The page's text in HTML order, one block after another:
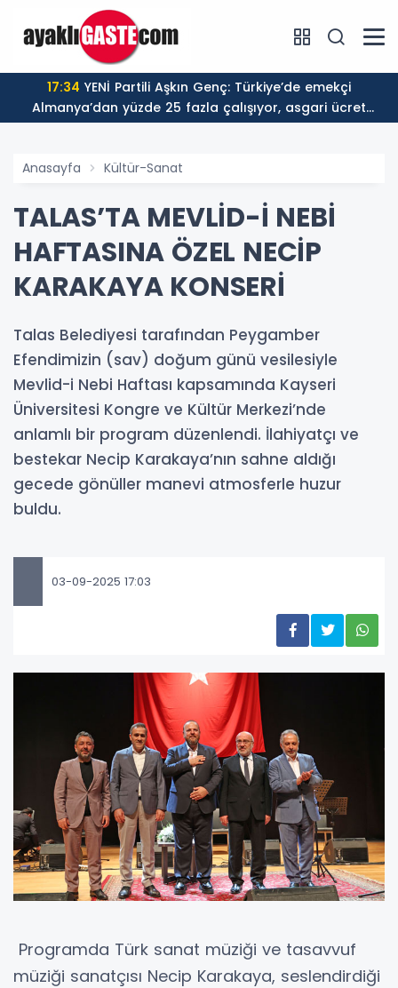
17:34
Almanya’dan yüzde 25 fazla çalışıyor, asgari ücret
ayın 18 gününe yetiyor
Anasayfa Kültür-Sanat
TALAS’TA MEVLİD-İ NEBİ
HAFTASINA ÖZEL NECİP
KARAKAYA KONSERİ
Talas Belediyesi tarafından Peygamber
Efendimizin (sav) doğum günü vesilesiyle
Mevlid-i Nebi Haftası kapsamında Kayseri
Üniversitesi Kongre ve Kültür Merkezi’nde
anlamlı bir program düzenlendi. İlahiyatçı ve
bestekar Necip Karakaya’nın sahne aldığı
gecede gönüller manevi atmosferle huzur
buldu.
03-09-2025 17:03
Programda Türk sanat müziği ve tasavvuf
müziği sanatçısı Necip Karakaya, seslendirdiği